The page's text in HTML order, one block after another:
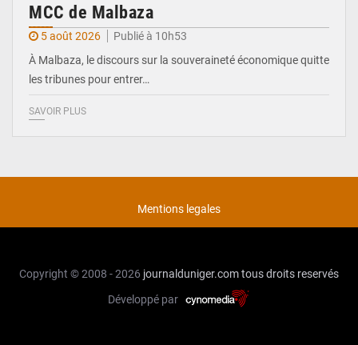
MCC de Malbaza
5 août 2026
Publié à 10h53
À Malbaza, le discours sur la souveraineté économique quitte
les tribunes pour entrer…
SAVOIR PLUS
Mentions legales
Copyright © 2008 - 2026 journalduniger.comtous droits reservés
Développé par